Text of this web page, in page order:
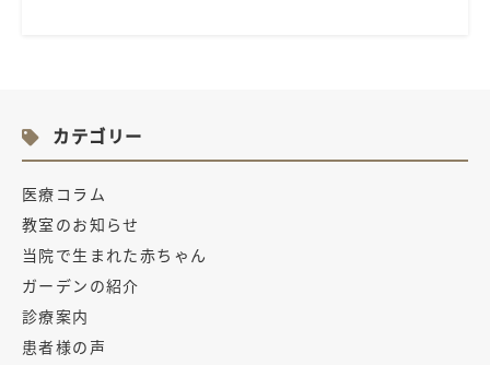
カテゴリー
医療コラム
教室のお知らせ
当院で生まれた赤ちゃん
ガーデンの紹介
診療案内
患者様の声